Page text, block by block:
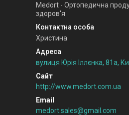
Medort - Ортопедична
здоров'я
Христина
вулиця Юрія Іллєнка, 81а,
http://www.medort.com.ua
medort.sales@gmail.com